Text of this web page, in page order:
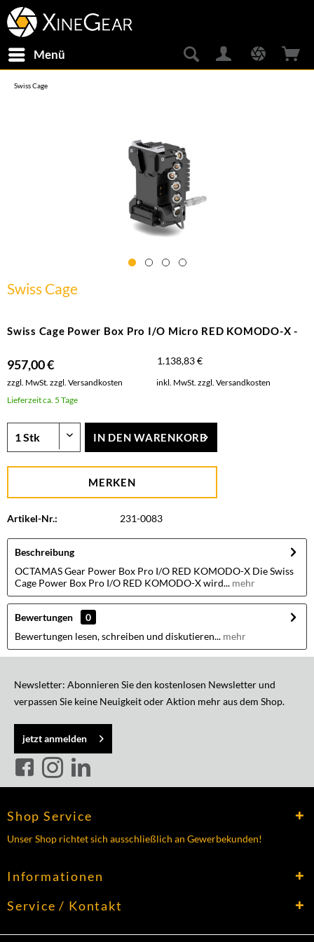
Menü
Swiss Cage
Swiss Cage
Swiss Cage Power Box Pro I/O Micro RED KOMODO-X -
957,00 € 1.138,83 €
zzgl. MwSt. zzgl. Versandkosten inkl. MwSt. zzgl. Versandkosten
Lieferzeit ca. 5 Tage
IN DEN WARENKORB
MERKEN
Artikel-Nr.: 231-0083
Beschreibung
OCTAMAS Gear Power Box Pro I/O RED KOMODO-X Die Swiss
Cage Power Box Pro I/O RED KOMODO-X wird... mehr
Bewertungen
0
Bewertungen lesen, schreiben und diskutieren... mehr
Newsletter: Abonnieren Sie den kostenlosen Newsletter und
verpassen Sie keine Neuigkeit oder Aktion mehr aus dem Shop.
jetzt anmelden
Shop Service
Unser Shop richtet sich ausschließlich an Gewerbekunden!
Informationen
Service / Kontakt